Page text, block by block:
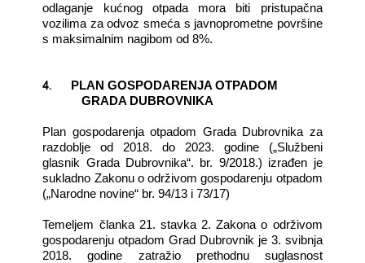
odlaganje kućnog otpada mora biti pristupačna
vozilima za odvoz smeća s javnoprometne površine
s maksimalnim nagibom od 8%.
4.
PLAN GOSPODARENJA OTPADOM
GRADA DUBROVNIKA
Plan gospodarenja otpadom Grada Dubrovnika za
razdoblje od 2018. do 2023. godine („Službeni
glasnik Grada Dubrovnika“. br. 9/2018.) izrađen je
sukladno Zakonu o održivom gospodarenju otpadom
(„Narodne novine“ br. 94/13 i 73/17)
Temeljem članka 21. stavka 2. Zakona o održivom
gospodarenju otpadom Grad Dubrovnik je 3. svibnja
2018. godine zatražio prethodnu suglasnost